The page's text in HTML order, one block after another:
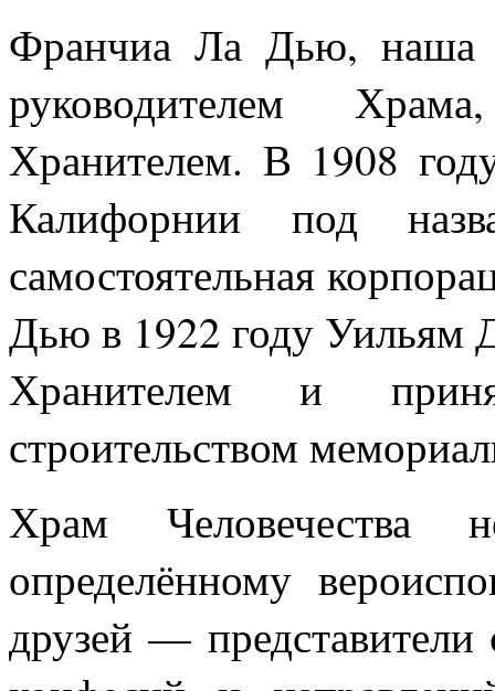
Франчиа Ла Дью, наша
руководителем
Хранителем. В 1908
Калифорнии под
самостоятельная
Дью в 1922 году Уильям
Хранителем и
строительством
Храм Человечества
определённому
друзей —